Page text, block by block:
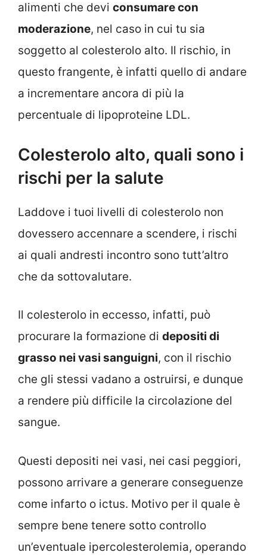
alimenti che devi consumare con
moderazione, nel caso in cui tu sia
soggetto al colesterolo alto. Il rischio, in
questo frangente, è infatti quello di andare
a incrementare ancora di più la
percentuale di lipoproteine LDL.
Colesterolo alto, quali sono i
rischi per la salute
Laddove i tuoi livelli di colesterolo non
dovessero accennare a scendere, i rischi
ai quali andresti incontro sono tutt’altro
che da sottovalutare.
Il colesterolo in eccesso, infatti, può
procurare la formazione di depositi di
grasso nei vasi sanguigni, con il rischio
che gli stessi vadano a ostruirsi, e dunque
a rendere più difficile la circolazione del
sangue.
Questi depositi nei vasi, nei casi peggiori,
possono arrivare a generare conseguenze
come infarto o ictus. Motivo per il quale è
sempre bene tenere sotto controllo
un’eventuale ipercolesterolemia, operando